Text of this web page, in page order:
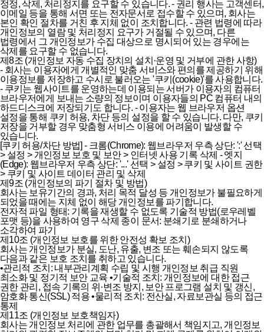
정정, 삭제, 처리정지를 요구할 수 있습니다.-권리 행사는 고객센터,
이메일 등을 통해 서면 또는 전자문서로 접수할 수 있으며, 회사는
본인 확인 절차를 거친 후 지체 없이 조치합니다. -관련 법령에 따라
개인정보의 열람 및 처리정지 요구가 거절될 수 있으며, 다른
법령에서 그 개인정보가 수집 대상으로 명시되어 있는 경우에는
삭제를 요구할 수 없습니다.
제8조 (개인정보 자동 수집 장치의 설치·운영 및 거부에 관한 사항)
-회사는 이용자에게 개별적인 맞춤 서비스와 편의를 제공하기 위해
이용정보를 저장하고 수시로 불러오는 '쿠키(cookie)'를 사용합니다.
-쿠키는 웹사이트를 운영하는데 이용되는 서버가 이용자의 컴퓨터
브라우저에게 보내는 소량의 정보이며 이용자들의 PC 컴퓨터 내의
하드디스크에 저장되기도 합니다. -이용자는 웹 브라우저 옵션
설정을 통해 쿠키 허용, 차단 등의 설정을 할 수 있습니다. 다만, 쿠키
저장을 거부할 경우 맞춤형 서비스 이용에 어려움이 발생할 수
있습니다.
[쿠키 허용/차단 방법] -크롬(Chrome): 웹브라우저 우측 상단: ':' 선택
> 설정 > 개인정보 보호 및 보안 > 인터넷 사용 기록 삭제 -엣지
(Edge): 웹브라우저 우측 상단: '...' 선택 > 설정 > 쿠키 및 사이트 권한
> 쿠키 및 사이트 데이터 관리 및 삭제
제9조 (개인정보의 파기 절차 및 방법)
회사는 보유기간의 경과, 처리 목적 달성 등 개인정보가 불필요하게
되었을 때에는 지체 없이 해당 개인정보를 파기합니다.
전자적 파일 형태: 기록을 재생할 수 없도록 기술적 방법(로우레벨
포맷 등)을 사용하여 영구 삭제 종이 문서: 분쇄기로 분쇄하거나
소각하여 파기
제10조 (개인정보 보호를 위한 안전성 확보 조치)
회사는 개인정보가 분실, 도난, 유출, 변조 또는 훼손되지 않도록
다음과 같은 보호 조치를 취하고 있습니다.
•관리적 조치: 내부관리계획 수립 및 시행 개인정보 취급 직원
최소화 및 정기적 보안 교육 •기술적 조치: 개인정보에 대한 접근
권한 관리, 접속 기록의 위·변조 방지, 보안 프로그램 설치 및 갱신,
암호화 통신(SSL) 적용 •물리적 조치: 전산실, 자료보관실 등의 접근
통제
제11조 (개인정보 보호책임자)
회사는 개인정보 처리에 관한 업무를 총괄해서 책임지고, 개인정보